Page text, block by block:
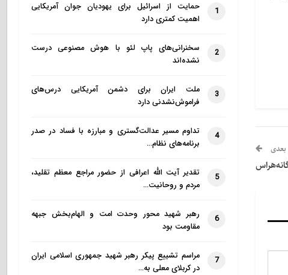
بعدی
1
حمایت از اسرائیل برای یهودیان جوان آمریکایی
اهمیت کمتری دارد
2
سخنرانی‌های پاپ لئو با هوش مصنوعی درست
نشده‌اند
3
ملت ایران برای دشمن آمریکایی درس‌های
فراموش‌نشدنی دارد
4
تداوم مسیر عدالت‌گستری و مبارزه با فساد در صدر
برنامه‌های نظام…
5
تقدیر آیت الله اعرافی از حضور مراجع معظم تقلید،
مردم و روحانیت…
6
رهبر شهید محور وحدت امت و الهام‌بخش جبهه
مقاومت بود
7
مراسم تشییع پیکر رهبر شهید جمهوری اسلامی ایران
در کربلای معلی به…